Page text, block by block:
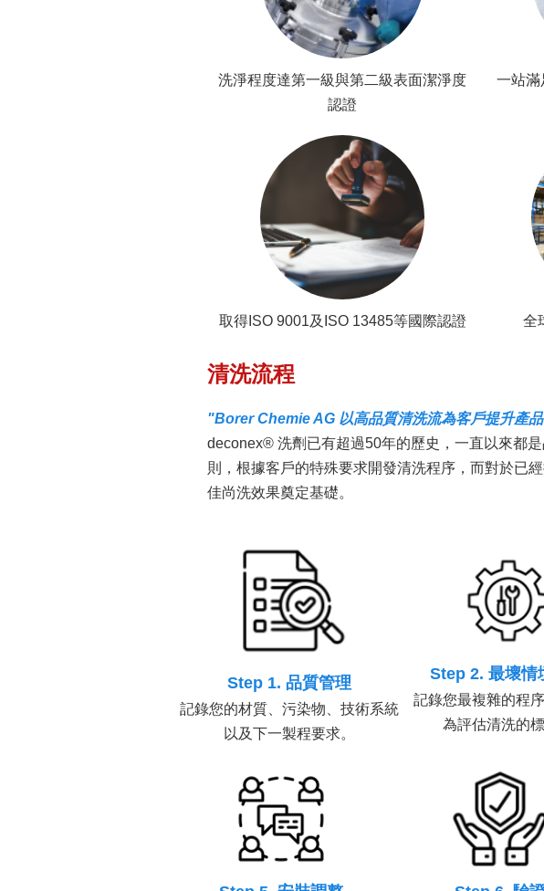
洗淨程度達第一級與第二級表面潔淨度
認證
一站滿
取得ISO 9001及ISO 13485等國際認證 全
清洗流程
"Borer Chemie AG 以高品質清洗流為客戶提升產
deconex® 洗劑已有超過50年的歷史，一直以來都
則，根據客戶的特殊要求開發清洗程序，而對於已
佳尚洗效果奠定基礎。
Step 1. 品質管理
記錄您的材質、污染物、技術系統
以及下一製程要求。
Step 2. 最壞情
記錄您最複雜的程
為評估清洗的標